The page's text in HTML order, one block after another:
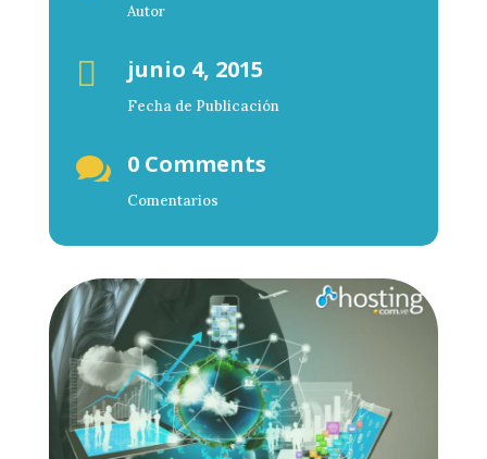
Autor
 junio 4, 2015
Fecha de Publicación
 0 Comments
Comentarios